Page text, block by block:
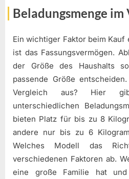
Beladungsmenge im
Ein wichtiger Faktor beim Kauf
ist das Fassungsvermögen.
der Größe des Haushalts
passende Größe
Vergleich aus? Hier
unterschiedlichen
bieten Platz für bis zu 8
andere nur bis zu 6
Welches Modell das
verschiedenen Faktoren ab.
eine große Familie hat und